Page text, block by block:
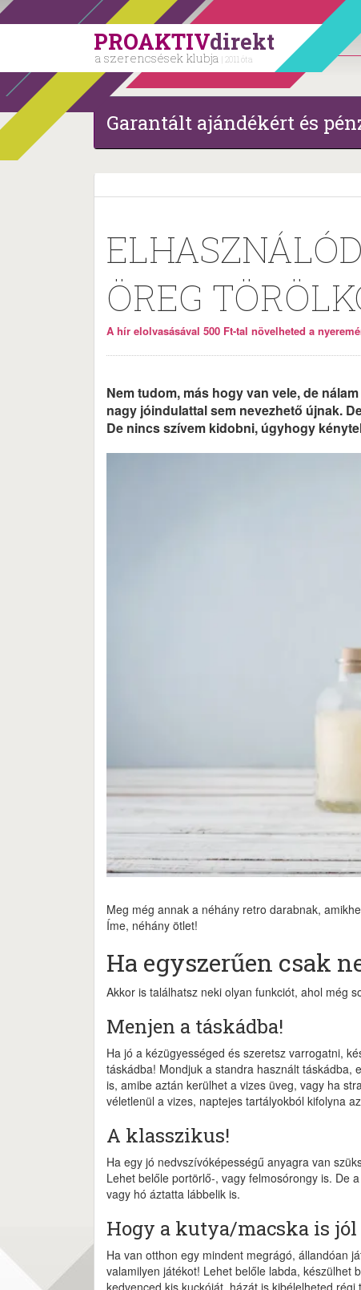
PROAKTIVdirekt
a szerencsések klubja | 2011 óta
Garantált ajándékért és
ÖREG
A hír elolvasásával 500 Ft-tal növelheted a
Nem tudom, más hogy van vele, de
nagy jóindulattal sem nevezhető újnak.
De nincs szívem kidobni, úgyhogy
Meg még annak a néhány retro darabnak,
Íme, néhány ötlet!
Ha egyszerűen csak
Akkor is találhatsz neki olyan funkciót, ahol még
Menjen a táskádba!
Ha jó a kézügyességed és szeretsz varrogatni,
táskádba! Mondjuk a standra használt táskádba,
is, amibe aztán kerülhet a vizes üveg, vagy ha
véletlenül a vizes, naptejes tartályokból kifolyna
A klasszikus!
Ha egy jó nedvszívóképességű anyagra van
Lehet belőle portörlő-, vagy felmosórongy is. De
vagy hó áztatta lábbelik is.
Hogy a kutya/macska is
Ha van otthon egy mindent megrágó, állandóan
valamilyen játékot! Lehet belőle labda, készülhet